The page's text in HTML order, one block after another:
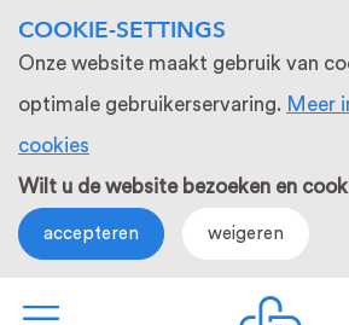
COOKIE-SETTINGS
Onze website maakt gebruik van
optimale gebruikerservaring. Meer
cookies
Wilt u de website bezoeken en
accepteren weigeren